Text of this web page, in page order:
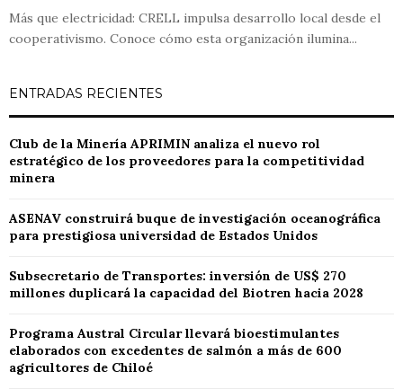
Más que electricidad: CRELL impulsa desarrollo local desde el
cooperativismo. Conoce cómo esta organización ilumina...
ENTRADAS RECIENTES
Club de la Minería APRIMIN analiza el nuevo rol
estratégico de los proveedores para la competitividad
minera
ASENAV construirá buque de investigación oceanográfica
para prestigiosa universidad de Estados Unidos
Subsecretario de Transportes: inversión de US$ 270
millones duplicará la capacidad del Biotren hacia 2028
Programa Austral Circular llevará bioestimulantes
elaborados con excedentes de salmón a más de 600
agricultores de Chiloé